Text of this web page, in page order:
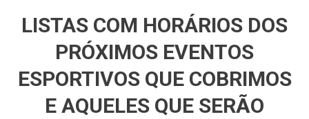
LISTAS COM HORÁRIOS DOS
PRÓXIMOS EVENTOS
ESPORTIVOS QUE COBRIMOS
E AQUELES QUE SERÃO